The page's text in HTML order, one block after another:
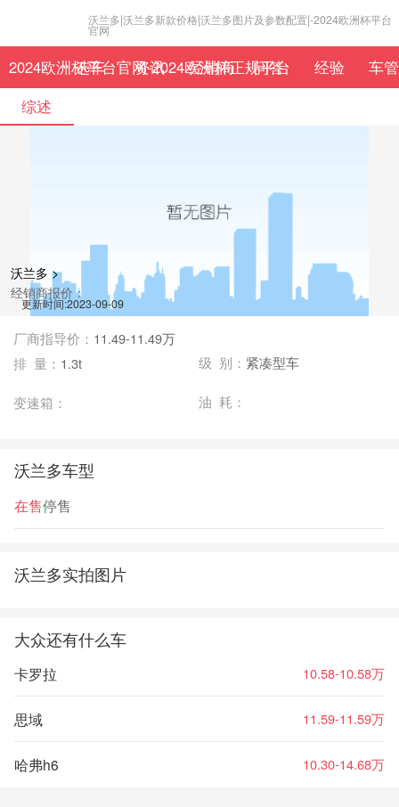
沃兰多|沃兰多新款价格|沃兰多图片及参数配置|-2024欧洲杯平台
官网
2024欧洲杯平台官网-2024欧洲杯正规平台
选车 资讯 经销商 问答 经验
车
综述
沃兰多 >
经销商报价：
更新时间:2023-09-09
厂商指导价： 11.49-11.49万
排 量： 1.3t 级 别： 紧凑型车
变速箱： 油 耗：
沃兰多车型
在售停售
沃兰多实拍图片
大众还有什么车
卡罗拉 10.58-10.58万
思域 11.59-11.59万
哈弗h6 10.30-14.68万